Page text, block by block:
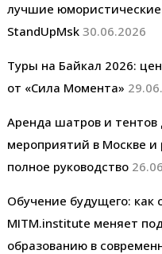
лучшие
StandUpMsk 30.06.2026
Туры на Байкал 2026:
от «Сила Момента»
Аренда шатров и тентов
мероприятий в Москве и
полное руководство
Обучение будущего: как
MITM.institute меняет
образованию в